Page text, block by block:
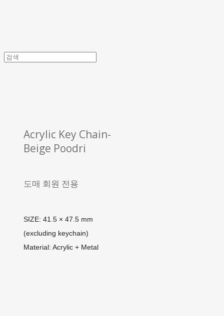
Acrylic Key Chain-
Beige Poodri
도매 회원 전용
SIZE: 41.5 × 47.5 mm
(excluding keychain)
Material: Acrylic + Metal